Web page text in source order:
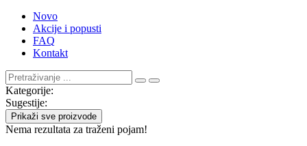
Novo
Akcije i popusti
FAQ
Kontakt
Kategorije:
Sugestije:
Prikaži sve proizvode
Nema rezultata za traženi pojam!